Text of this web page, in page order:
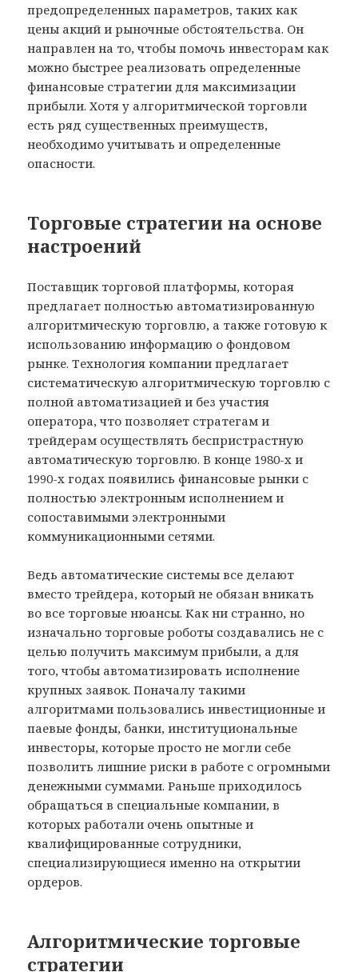
предопределенных параметров, таких как
цены акций и рыночные обстоятельства. Он
направлен на то, чтобы помочь инвесторам как
можно быстрее реализовать определенные
финансовые стратегии для максимизации
прибыли. Хотя у алгоритмической торговли
есть ряд существенных преимуществ,
необходимо учитывать и определенные
опасности.
Торговые стратегии на основе
настроений
Поставщик торговой платформы, которая
предлагает полностью автоматизированную
алгоритмическую торговлю, а также готовую к
использованию информацию о фондовом
рынке. Технология компании предлагает
систематическую алгоритмическую торговлю с
полной автоматизацией и без участия
оператора, что позволяет стратегам и
трейдерам осуществлять беспристрастную
автоматическую торговлю. В конце 1980-х и
1990-х годах появились финансовые рынки с
полностью электронным исполнением и
сопоставимыми электронными
коммуникационными сетями.
Ведь автоматические системы все делают
вместо трейдера, который не обязан вникать
во все торговые нюансы. Как ни странно, но
изначально торговые роботы создавались не с
целью получить максимум прибыли, а для
того, чтобы автоматизировать исполнение
крупных заявок. Поначалу такими
алгоритмами пользовались инвестиционные и
паевые фонды, банки, институциональные
инвесторы, которые просто не могли себе
позволить лишние риски в работе с огромными
денежными суммами. Раньше приходилось
обращаться в специальные компании, в
которых работали очень опытные и
квалифицированные сотрудники,
специализирующиеся именно на открытии
ордеров.
Алгоритмические торговые
стратегии